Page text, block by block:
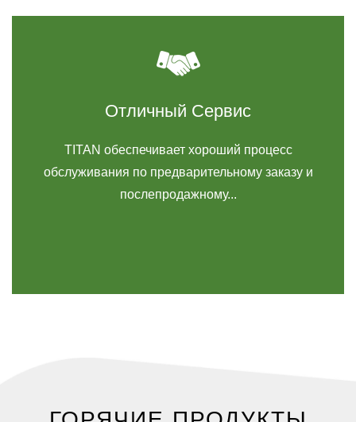
Отличный Сервис
TITAN обеспечивает хороший процесс
обслуживания по предварительному заказу и
послепродажному...